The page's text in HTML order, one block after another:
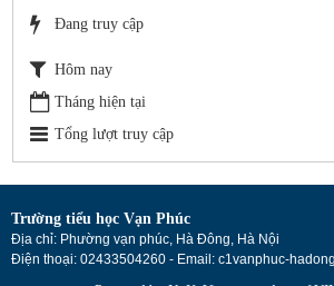
Đang truy cập
Hôm nay
Tháng hiện tại
Tổng lượt truy cập
Trường tiểu học Vạn Phúc
Địa chỉ: Phường vạn phúc, Hà Đông, Hà Nội
Điện thoại: 02433504260 - Email: c1vanphuc-